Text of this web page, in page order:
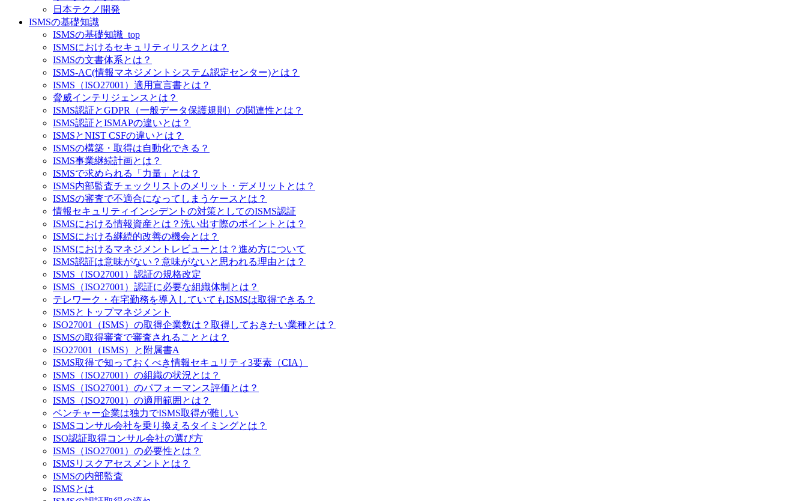
日本テクノ開発
ISMSの基礎知識
ISMSの基礎知識_top
ISMSにおけるセキュリティリスクとは？
ISMSの文書体系とは？
ISMS-AC(情報マネジメントシステム認定センター)とは？
ISMS（ISO27001）適用宣言書とは？
脅威インテリジェンスとは？
ISMS認証とGDPR（一般データ保護規則）の関連性とは？
ISMS認証とISMAPの違いとは？
ISMSとNIST CSFの違いとは？
ISMSの構築・取得は自動化できる？
ISMS事業継続計画とは？
ISMSで求められる「力量」とは？
ISMS内部監査チェックリストのメリット・デメリットとは？
ISMSの審査で不適合になってしまうケースとは？
情報セキュリティインシデントの対策としてのISMS認証
ISMSにおける情報資産とは？洗い出す際のポイントとは？
ISMSにおける継続的改善の機会とは？
ISMSにおけるマネジメントレビューとは？進め方について
ISMS認証は意味がない？意味がないと思われる理由とは？
ISMS（ISO27001）認証の規格改定
ISMS（ISO27001）認証に必要な組織体制とは？
テレワーク・在宅勤務を導入していてもISMSは取得できる？
ISMSとトップマネジメント
ISO27001（ISMS）の取得企業数は？取得しておきたい業種とは？
ISMSの取得審査で審査されることとは？
ISO27001（ISMS）と附属書A
ISMS取得で知っておくべき情報セキュリティ3要素（CIA）
ISMS（ISO27001）の組織の状況とは？
ISMS（ISO27001）のパフォーマンス評価とは？
ISMS（ISO27001）の適用範囲とは？
ベンチャー企業は独力でISMS取得が難しい
ISMSコンサル会社を乗り換えるタイミングとは？
ISO認証取得コンサル会社の選び方
ISMS（ISO27001）の必要性とは？
ISMSリスクアセスメントとは？
ISMSの内部監査
ISMSとは